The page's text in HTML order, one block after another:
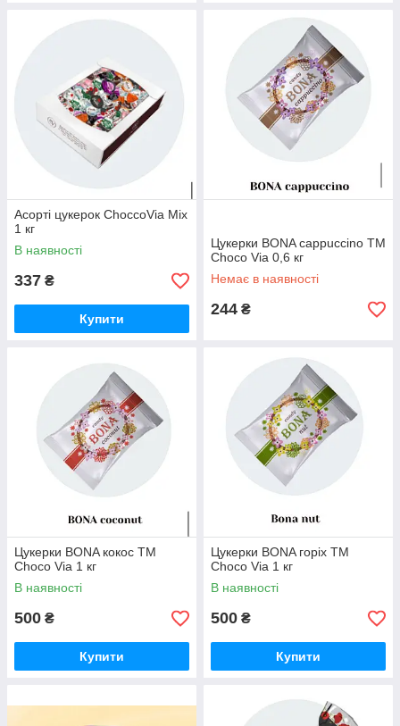
Асорті цукерок ChoccoVia Mix
1 кг
В наявності
337 ₴
Купити
Цукерки BONA cappuccino ТМ
Choco Via 0,6 кг
Немає в наявності
244 ₴
Цукерки BONA кокос ТМ
Choco Via 1 кг
В наявності
500 ₴
Купити
Цукерки BONA горіх ТМ
Choco Via 1 кг
В наявності
500 ₴
Купити